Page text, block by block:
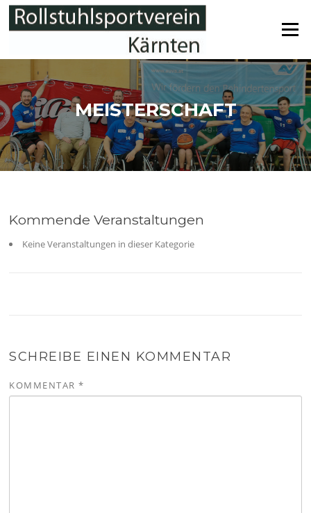
Zum
Inhalt
Menü
MEISTERSCHAFT
Kommende Veranstaltungen
Keine Veranstaltungen in dieser Kategorie
SCHREIBE EINEN KOMMENTAR
KOMMENTAR*